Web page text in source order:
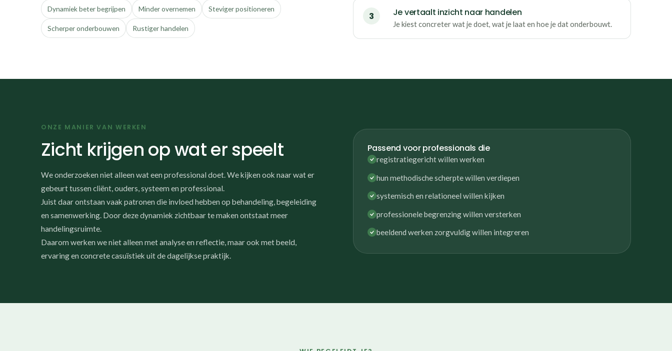
Dynamiek beter begrijpen Minder overnemen Steviger positioneren
Scherper onderbouwen Rustiger handelen
Je vertaalt inzicht naar handelen
Je kiest concreter wat je doet, wat je laat en hoe je dat onderbouwt.
ONZE MANIER VAN WERKEN
Zicht krijgen op wat er speelt
We onderzoeken niet alleen wat een professional doet. We kijken ook naar wat er
gebeurt tussen cliënt, ouders, systeem en professional.
Juist daar ontstaan vaak patronen die invloed hebben op behandeling, begeleiding
en samenwerking. Door deze dynamiek zichtbaar te maken ontstaat meer
handelingsruimte.
Daarom werken we niet alleen met analyse en reflectie, maar ook met beeld,
ervaring en concrete casuïstiek uit de dagelijkse praktijk.
Passend voor professionals die
registratiegericht willen werken
hun methodische scherpte willen verdiepen
systemisch en relationeel willen kijken
professionele begrenzing willen versterken
beeldend werken zorgvuldig willen integreren